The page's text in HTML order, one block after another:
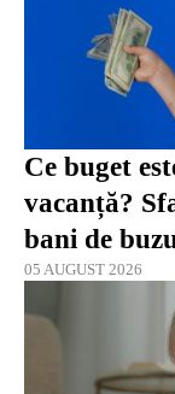
Ce buget
vacanță?
bani de
05 AUGUST 2026